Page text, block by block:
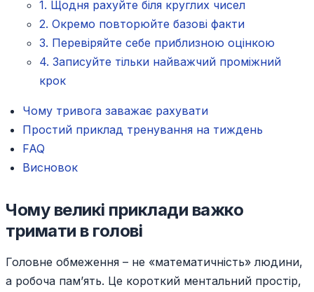
1. Щодня рахуйте біля круглих чисел
2. Окремо повторюйте базові факти
3. Перевіряйте себе приблизною оцінкою
4. Записуйте тільки найважчий проміжний
крок
Чому тривога заважає рахувати
Простий приклад тренування на тиждень
FAQ
Висновок
Чому великі приклади важко
тримати в голові
Головне обмеження – не «математичність» людини,
а робоча пам’ять. Це короткий ментальний простір,